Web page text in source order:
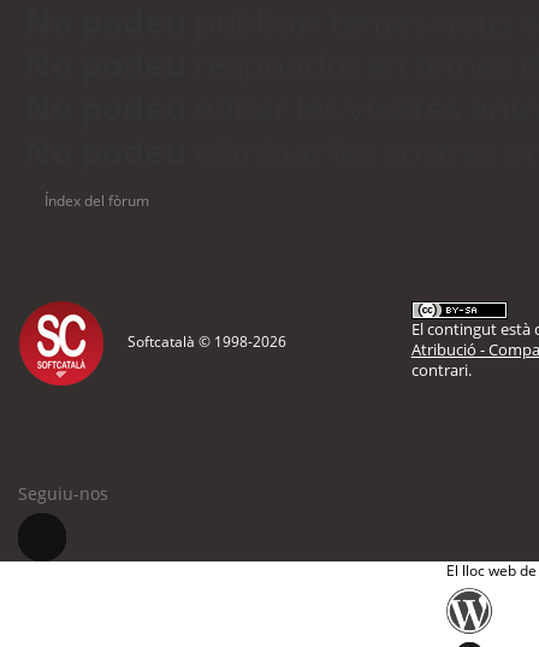
Índex del fòrum
Softcatalà © 1998-2026
El contingut està
Atribució -
contrari.
Seguiu-nos
El lloc web